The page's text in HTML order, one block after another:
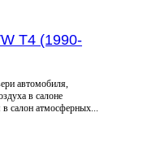
T4 (1990-
автомобиля,
в салоне
в салон атмосферных...